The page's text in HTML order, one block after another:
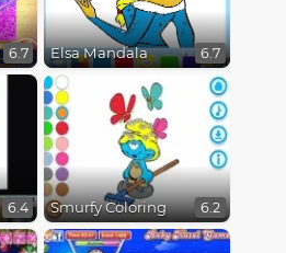
6.7 Elsa Mandala 6.7
6.4 Smurfy Coloring 6.2